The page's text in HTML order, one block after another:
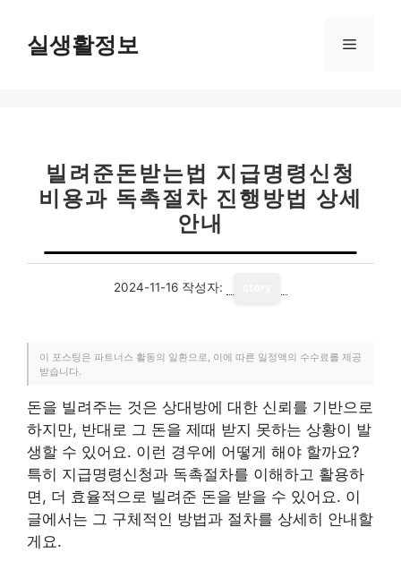
실생활정보 메
빌려준돈받는법 지급명령신청
비용과 독촉절차 진행방법 상세
안내
2024-11-16 작성자:
이 포스팅은 파트너스 활동의 일환으로, 이에 따른 일정액의 수수료를 제공
받습니다.
돈을 빌려주는 것은 상대방에 대한 신뢰를 기반으로
하지만, 반대로 그 돈을 제때 받지 못하는 상황이 발
생할 수 있어요. 이런 경우에 어떻게 해야 할까요?
특히 지급명령신청과 독촉절차를 이해하고 활용하
면, 더 효율적으로 빌려준 돈을 받을 수 있어요. 이
글에서는 그 구체적인 방법과 절차를 상세히 안내할
게요.